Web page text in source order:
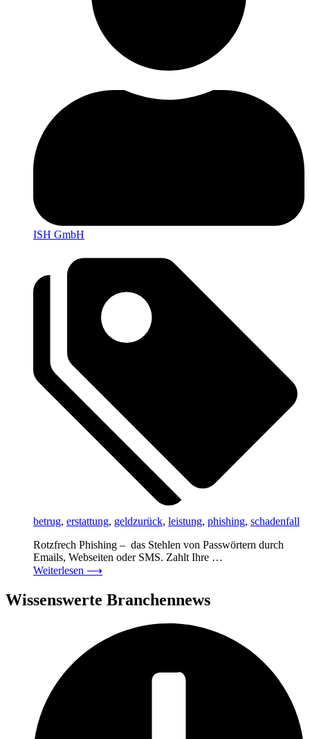
ISH GmbH
betrug, erstattung, geldzurück, leistung, phishing, schadenfall
Rotzfrech Phishing – das Stehlen von Passwörtern durch
Emails, Webseiten oder SMS. Zahlt Ihre …
Weiterlesen ⟶
Wissenswerte Branchennews